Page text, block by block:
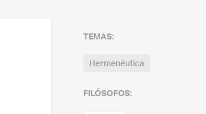
TEMAS:
Hermenéutica
FILÓSOFOS: